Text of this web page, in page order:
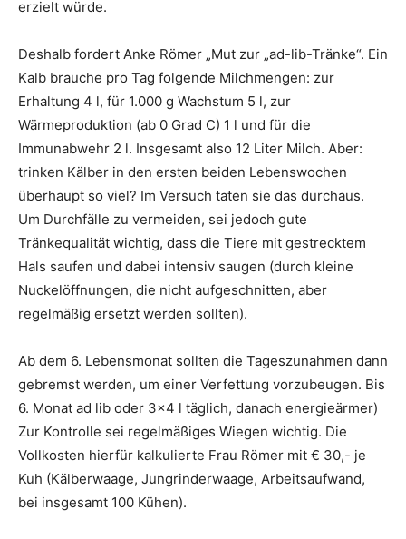
erzielt würde.
Deshalb fordert Anke Römer „Mut zur „ad-lib-Tränke“. Ein
Kalb brauche pro Tag folgende Milchmengen: zur
Erhaltung 4 l, für 1.000 g Wachstum 5 l, zur
Wärmeproduktion (ab 0 Grad C) 1 l und für die
Immunabwehr 2 l. Insgesamt also 12 Liter Milch. Aber:
trinken Kälber in den ersten beiden Lebenswochen
überhaupt so viel? Im Versuch taten sie das durchaus.
Um Durchfälle zu vermeiden, sei jedoch gute
Tränkequalität wichtig, dass die Tiere mit gestrecktem
Hals saufen und dabei intensiv saugen (durch kleine
Nuckelöffnungen, die nicht aufgeschnitten, aber
regelmäßig ersetzt werden sollten).
Ab dem 6. Lebensmonat sollten die Tageszunahmen dann
gebremst werden, um einer Verfettung vorzubeugen. Bis
6. Monat ad lib oder 3×4 l täglich, danach energieärmer)
Zur Kontrolle sei regelmäßiges Wiegen wichtig. Die
Vollkosten hierfür kalkulierte Frau Römer mit € 30,- je
Kuh (Kälberwaage, Jungrinderwaage, Arbeitsaufwand,
bei insgesamt 100 Kühen).